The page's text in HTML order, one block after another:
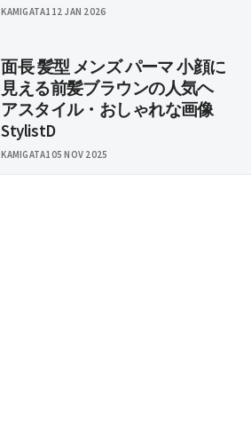
KAMIGATA1 12 JAN 2026
面長 髪型 メンズ パーマ 小顔に
見える前髪ブラウンの人気ヘ
アスタイル・おしゃれな画像
StylistD
KAMIGATA105 NOV 2025